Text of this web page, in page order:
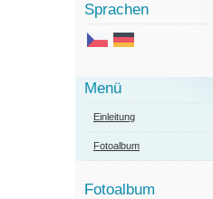
Sprachen
Menü
Einleitung
Fotoalbum
Fotoalbum